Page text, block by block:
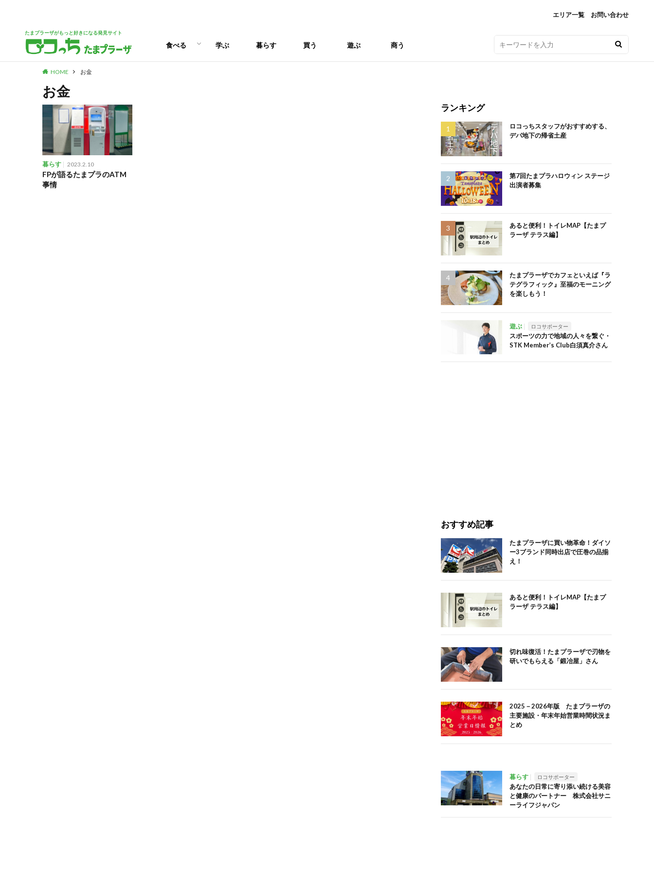
エリア一覧 お問い合わせ
たまプラーザがもっと好きになる発見サイト
食べる 学ぶ 暮らす 買う 遊ぶ 商う
HOME お金
お金
暮らす 2023.2.10
FPが語るたまプラのATM
事情
ランキング
ロコっちスタッフがおすすめする、
デパ地下の帰省土産
第7回たまプラハロウィン ステージ
出演者募集
あると便利！トイレMAP【たまプ
ラーザ テラス編】
たまプラーザでカフェといえば『ラ
テグラフィック』至福のモーニング
を楽しもう！
遊ぶ ロコサポーター
スポーツの力で地域の人々を繋ぐ・
STK Member’s Club白須真介さん
おすすめ記事
たまプラーザに買い物革命！ダイソ
ー3ブランド同時出店で圧巻の品揃
え！
あると便利！トイレMAP【たまプ
ラーザ テラス編】
切れ味復活！たまプラーザで刃物を
研いでもらえる「鍛冶屋」さん
2025－2026年版 たまプラーザの
主要施設・年末年始営業時間状況ま
とめ
暮らす ロコサポーター
あなたの日常に寄り添い続ける美容
と健康のパートナー 株式会社サニ
ーライフジャパン